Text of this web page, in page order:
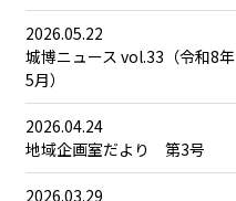
2026.05.22
城博ニュース vol.33（令和8年
5月）
2026.04.24
地域企画室だより 第3号
2026.03.29